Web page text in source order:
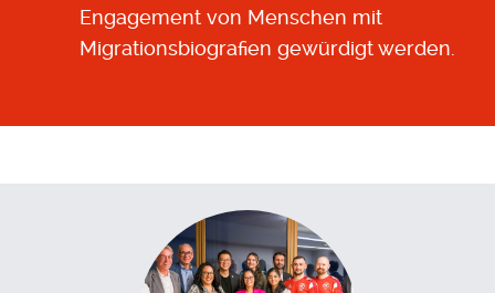
Engagement von Menschen mit
Migrationsbiografien gewürdigt werden.